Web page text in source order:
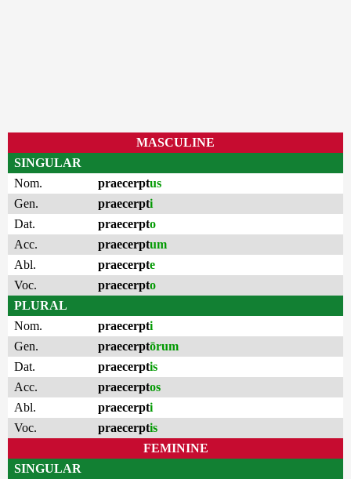
MASCULINE
SINGULAR
Nom.
praecerptus
Gen.
praecerpti
Dat.
praecerpto
Acc.
praecerptum
Abl.
praecerpte
Voc.
praecerpto
PLURAL
Nom.
praecerpti
Gen.
praecerptōrum
Dat.
praecerptis
Acc.
praecerptos
Abl.
praecerpti
Voc.
praecerptis
FEMININE
SINGULAR